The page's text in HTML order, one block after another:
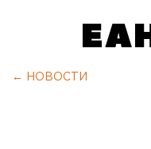
← НОВОСТИ